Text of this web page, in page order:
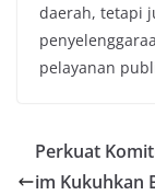
daerah, tetapi
pelayanan
Perkuat
im Kukuhkan